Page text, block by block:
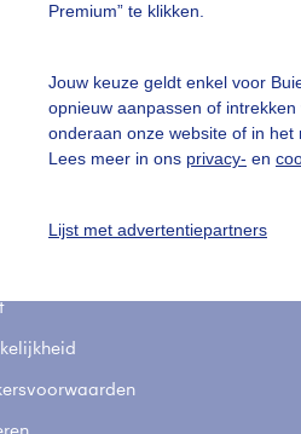
Premium” te klikken.
Jouw keuze geldt enkel voor
opnieuw aanpassen of intrekken
onderaan onze website of in het
Lees meer in ons privacy- en
Lijst met advertentiepartners
vragen